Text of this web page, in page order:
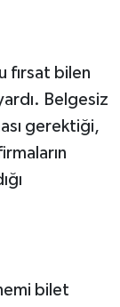
fırsat bilen
Belgesiz
gerektiği,
bilet